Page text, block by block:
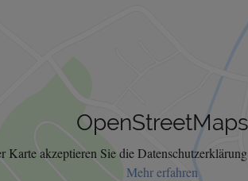
OpenStreetMaps
Karte akzeptieren Sie die
Mehr erfahren